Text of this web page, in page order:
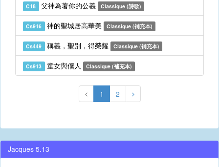
C18 父神為著你的公義 Classique (詩歌)
Cs916 神的聖城居高華美 Classique (補充本)
Cs449 稱義，聖別，得榮耀 Classique (補充本)
Cs913 童女與僕人 Classique (補充本)
1 2
Jacques 5.13